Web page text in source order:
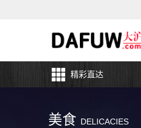
精彩直达
美食 DELICACIES